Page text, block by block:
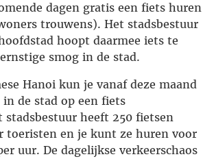
dagen gratis een fiets huren
trouwens). Het stadsbestuur
hoopt daarmee iets te
smog in de stad.
Hanoi kun je vanaf deze maand
de stad op een fiets
heeft 250 fietsen
toeristen en je kunt ze huren voor
uur. De dagelijkse verkeerschaos